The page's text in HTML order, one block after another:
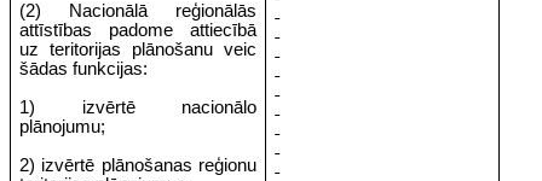
(2) Nacionālā reģionālās
attīstības padome attiecībā
uz teritorijas plānošanu veic
šādas funkcijas:
1) izvērtē nacionālo
plānojumu;
2) izvērtē plānošanas reģionu